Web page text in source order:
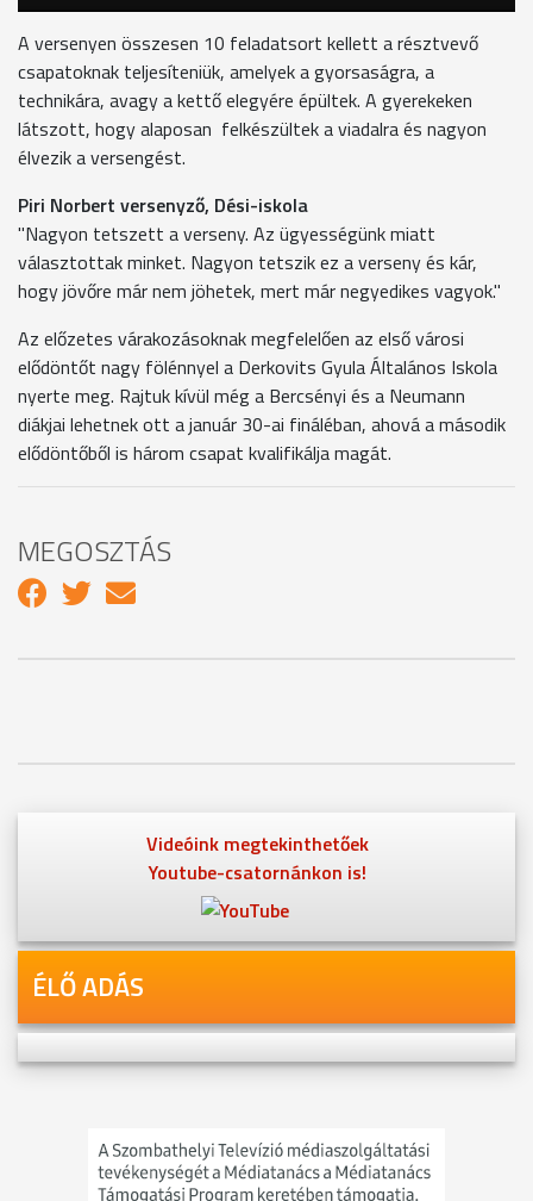
A versenyen összesen 10 feladatsort kellett a résztvevő
csapatoknak teljesíteniük, amelyek a gyorsaságra, a
technikára, avagy a kettő elegyére épültek. A gyerekeken
látszott, hogy alaposan felkészültek a viadalra és nagyon
élvezik a versengést.
Piri Norbert versenyző, Dési-iskola
"Nagyon tetszett a verseny. Az ügyességünk miatt
választottak minket. Nagyon tetszik ez a verseny és kár,
hogy jövőre már nem jöhetek, mert már negyedikes vagyok."
Az előzetes várakozásoknak megfelelően az első városi
elődöntőt nagy fölénnyel a Derkovits Gyula Általános Iskola
nyerte meg. Rajtuk kívül még a Bercsényi és a Neumann
diákjai lehetnek ott a január 30-ai fináléban, ahová a második
elődöntőből is három csapat kvalifikálja magát.
MEGOSZTÁS
Videóink megtekinthetőek
Youtube-csatornánkon is!
ÉLŐ ADÁS